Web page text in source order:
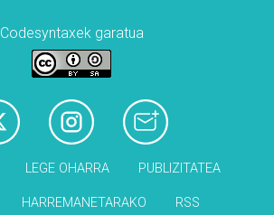
Codesyntaxek garatua
LEGE OHARRA PUBLIZITATEA
HARREMANETARAKO RSS